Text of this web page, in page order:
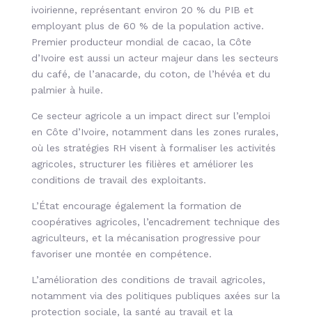
ivoirienne, représentant environ 20 % du PIB et
employant plus de 60 % de la population active.
Premier producteur mondial de cacao, la Côte
d’Ivoire est aussi un acteur majeur dans les secteurs
du café, de l’anacarde, du coton, de l’hévéa et du
palmier à huile.
Ce secteur agricole a un impact direct sur l’emploi
en Côte d’Ivoire, notamment dans les zones rurales,
où les stratégies RH visent à formaliser les activités
agricoles, structurer les filières et améliorer les
conditions de travail des exploitants.
L’État encourage également la formation de
coopératives agricoles, l’encadrement technique des
agriculteurs, et la mécanisation progressive pour
favoriser une montée en compétence.
L’amélioration des conditions de travail agricoles,
notamment via des politiques publiques axées sur la
protection sociale, la santé au travail et la